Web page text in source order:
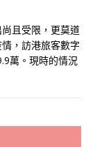
且受限，更莫道
，訪港旅客數字
萬。現時的情況